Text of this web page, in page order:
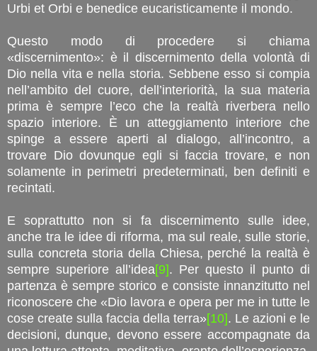
Urbi et Orbi e benedice eucaristicamente il mondo.
Questo modo di procedere si chiama
«discernimento»: è il discernimento della volontà di
Dio nella vita e nella storia. Sebbene esso si compia
nell’ambito del cuore, dell’interiorità, la sua materia
prima è sempre l’eco che la realtà riverbera nello
spazio interiore. È un atteggiamento interiore che
spinge a essere aperti al dialogo, all’incontro, a
trovare Dio dovunque egli si faccia trovare, e non
solamente in perimetri predeterminati, ben definiti e
recintati.
E soprattutto non si fa discernimento sulle idee,
anche tra le idee di riforma, ma sul reale, sulle storie,
sulla concreta storia della Chiesa, perché la realtà è
sempre superiore all’idea[9]. Per questo il punto di
partenza è sempre storico e consiste innanzitutto nel
riconoscere che «Dio lavora e opera per me in tutte le
cose create sulla faccia della terra»[10]. Le azioni e le
decisioni, dunque, devono essere accompagnate da